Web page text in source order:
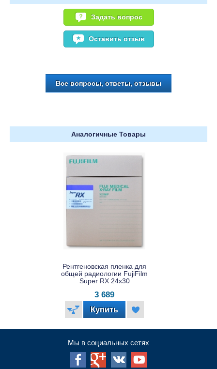
Задать вопрос
Оставить отзыв
Все вопросы, ответы, отзывы
Аналогичные Товары
Рентгеновская пленка для
общей радиологии FujiFilm
Super RX 24x30
3 689
Мы в социальных сетях